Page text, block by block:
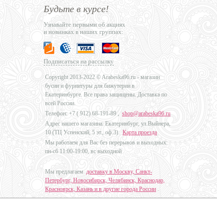
Будьте в курсе!
Узнавайте первыми об акциях
и новинках в наших группах:
Подписаться на рассылку
Copyright 2013-2022 © Arabeska96.ru - магазин
бусин и фурнитуры для бижутерии в
Екатеринбурге. Все права защищены. Доставка по
всей России.
Телефон: +7 ( 912) 68-191-89 , shop@arabeska96.ru
Адрес нашего магазина: Екатеринбург, ул.Выйнера,
10 (ТЦ Успенский, 5 эт., оф.3). Карта проезда
Мы работаем для Вас без перерывов и выходных:
пн-сб 11:00-19:00, вс выходной
Мы предлагаем доставку в Москву, Санкт-
Петербург, Новосибирск, Челябинск, Краснодар,
Красноярск, Казань и в другие города России .